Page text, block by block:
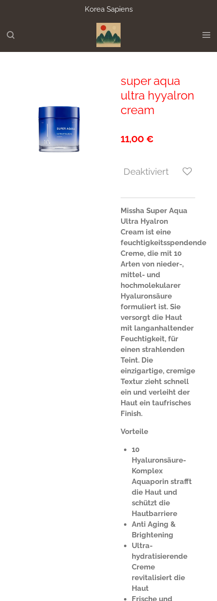
springen
Korea Sapiens
super aqua
ultra hyyalron
cream
11,00 €
Deaktiviert
Missha Super Aqua
Ultra Hyalron
Cream ist eine
feuchtigkeitsspendende
Creme, die mit 10
Arten von nieder-,
mittel- und
hochmolekularer
Hyaluronsäure
formuliert ist. Sie
versorgt die Haut
mit langanhaltender
Feuchtigkeit, für
einen strahlenden
Teint. Die
einzigartige, cremige
Textur zieht schnell
ein und verleiht der
Haut ein taufrisches
Finish.
Vorteile
10
Hyaluronsäure-
Komplex
Aquaporin strafft
die Haut und
schützt die
Hautbarriere
Anti Aging &
Brightening
Ultra-
hydratisierende
Creme
revitalisiert die
Haut
Frische und